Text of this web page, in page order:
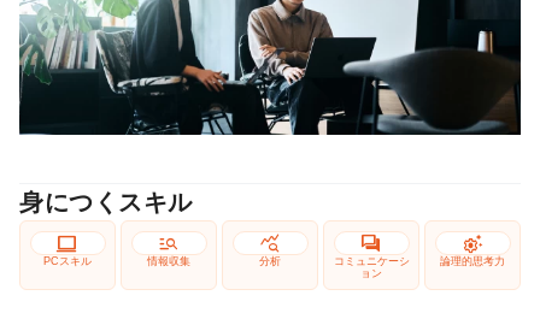
身につくスキル
computer
PCスキル
manage_search
情報収集
query_stats
分析
forum
コミュニケーシ
ョン
settings_suggest
論理的思考力